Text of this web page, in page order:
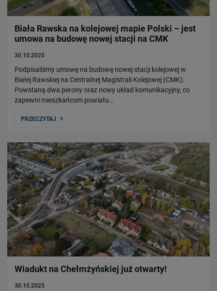
Biała Rawska na kolejowej mapie Polski – jest
umowa na budowę nowej stacji na CMK
30.10.2025
Podpisaliśmy umowę na budowę nowej stacji kolejowej w
Białej Rawskiej na Centralnej Magistrali Kolejowej (CMK).
Powstaną dwa perony oraz nowy układ komunikacyjny, co
zapewni mieszkańcom powiatu…
PRZECZYTAJ
Wiadukt na Chełmżyńskiej już otwarty!
30.10.2025